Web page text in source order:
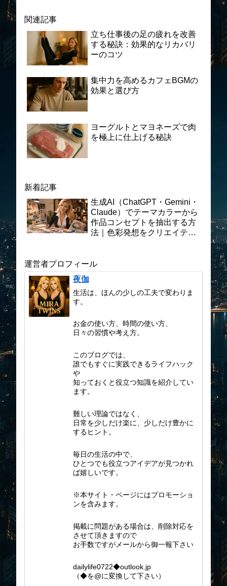
関連記事
立ち仕事後の足の疲れを改善
する秘訣：効果的なリカバリ
ーのコツ
集中力を高めるカフェBGMの
効果と選び方
ヨーグルトとマヨネーズで肉
を極上に仕上げる秘訣
新着記事
生成AI（ChatGPT・Gemini・
Claude）でテーマカラーから
作品コンセプトを抽出する方
法｜色彩発想をクリエイティ
運営者プロフィール
夜伽
生活は、ほんの少しの工夫で変わりま
す。
お金の使い方、時間の使い方、
日々の習慣や考え方。
このブログでは、
誰でもすぐに実践できるライフハック
や
知っておくと役立つ知識を紹介してい
ます。
難しい理論ではなく、
日常を少しだけ楽に、少しだけ豊かに
するヒント。
毎日の生活の中で、
ひとつでも役立つアイデアが見つかれ
ば嬉しいです。
※本サイト・ページにはプロモーショ
ンを含みます。
掲載に問題がある場合は、削除対応を
させて頂きますので
お手数ですがメールから御一報下さい
dailylife0722◆outlook.jp
（◆を@に変換して下さい）